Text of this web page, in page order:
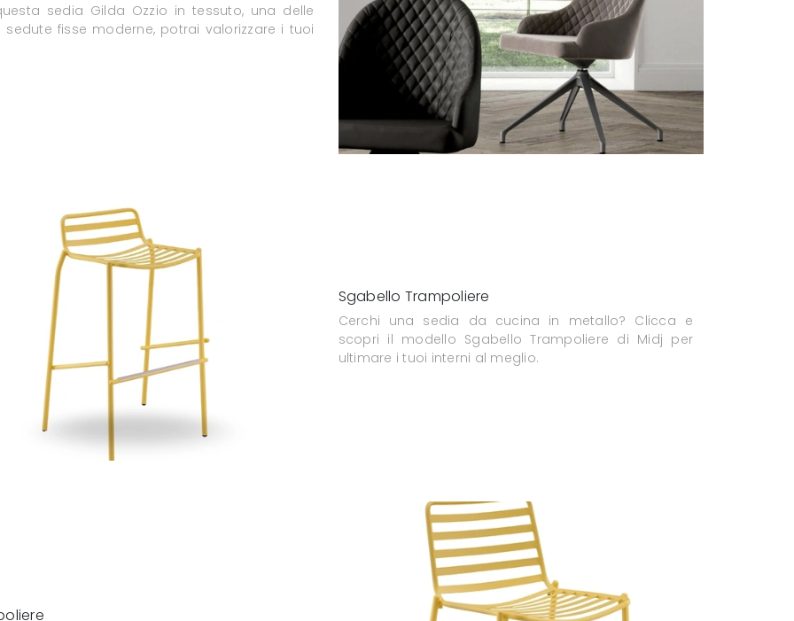
sedia Gilda Ozzio in tessuto, una delle
sedute fisse moderne, potrai valorizzare i tuoi
Sgabello Trampoliere
Cerchi una sedia da cucina in metallo? Clicca e
scopri il modello Sgabello Trampoliere di Midj per
ultimare i tuoi interni al meglio.